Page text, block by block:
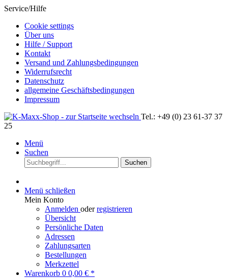
Service/Hilfe
Cookie settings
Über uns
Hilfe / Support
Kontakt
Versand und Zahlungsbedingungen
Widerrufsrecht
Datenschutz
allgemeine Geschäftsbedingungen
Impressum
Tel.: +49 (0) 23 61-37 37
25
Menü
Suchen
Suchen
Menü schließen
Mein Konto
Anmelden oderregistrieren
Übersicht
Persönliche Daten
Adressen
Zahlungsarten
Bestellungen
Merkzettel
Warenkorb 0 0,00 € *